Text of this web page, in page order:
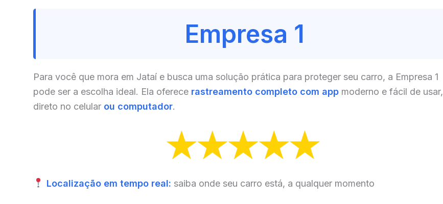
Empresa 1
Para você que mora em Jataí e busca uma solução prática para proteger seu carro, a Empresa 1
pode ser a escolha ideal. Ela oferece rastreamento completo com app moderno e fácil de usar,
direto no celular ou computador.
Localização em tempo real: saiba onde seu carro está, a qualquer momento